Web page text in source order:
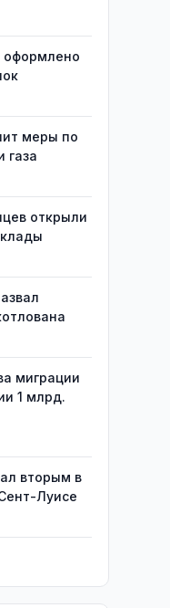
оформлено
меры по
газа
открыли
миграции
1 млрд.
вторым в
Луисе